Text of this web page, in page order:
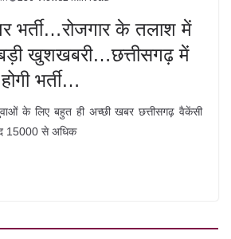
भर्ती…रोजगार के तलाश में
खुशखबरी…छत्तीसगढ़ में
भर्ती…
के लिए बहुत ही अच्छी खबर छत्तीसगढ़ वैकेंसी
15000 से अधिक